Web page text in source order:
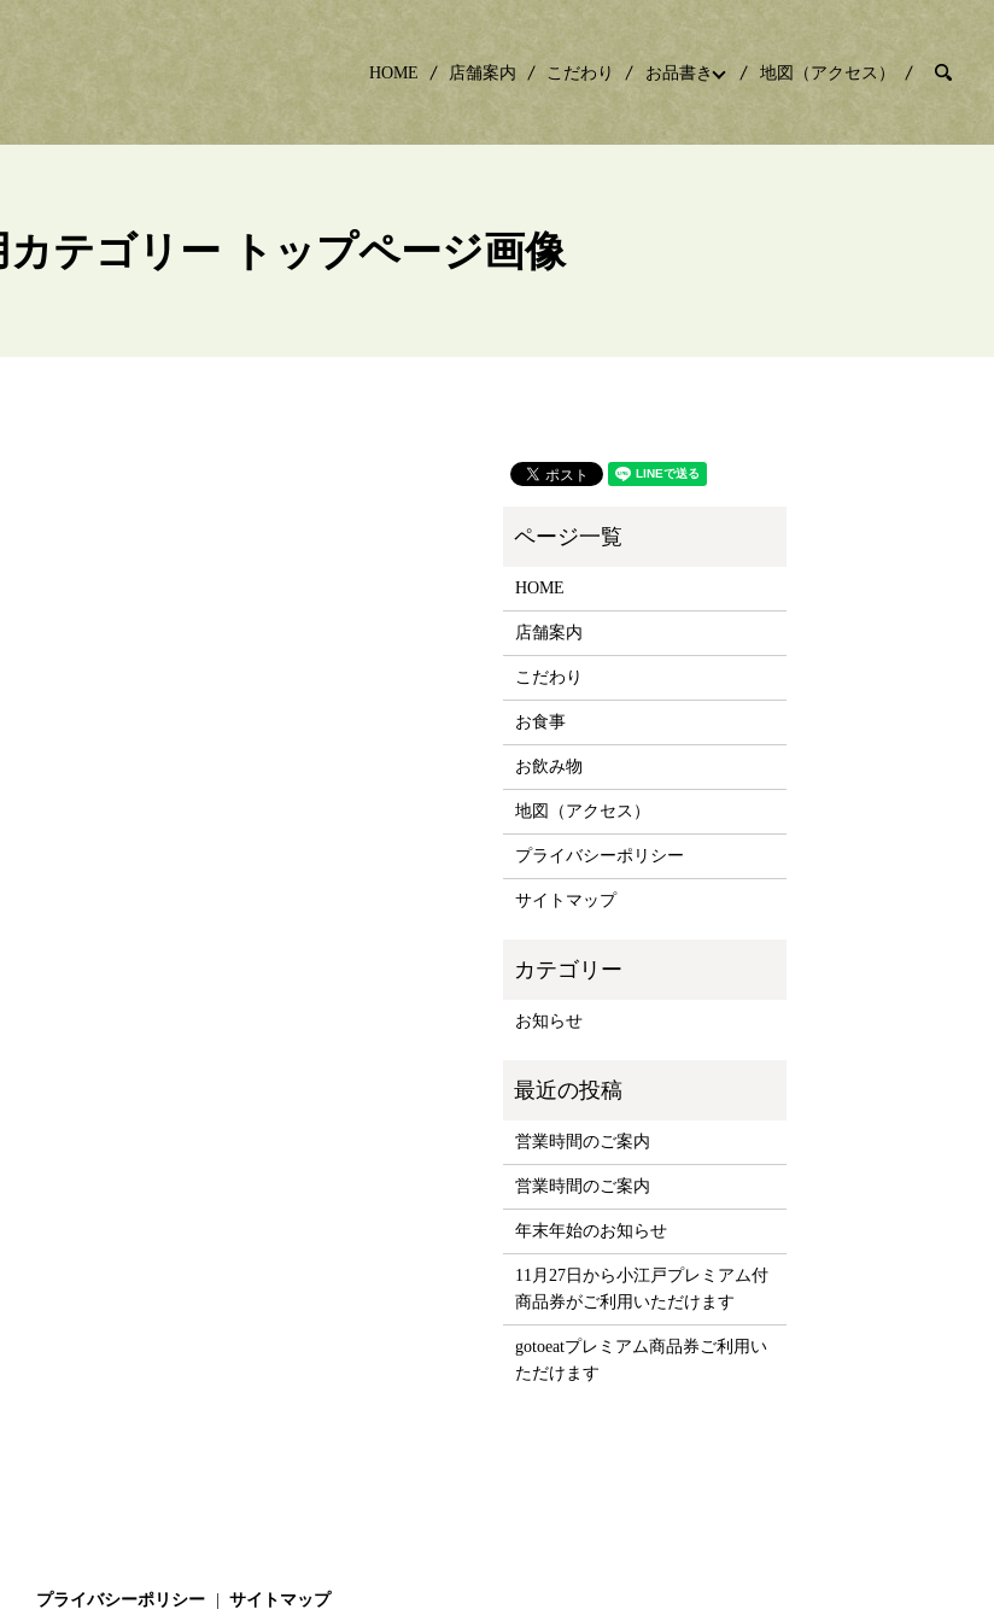
HOME 店舗案内 こだわり お品書き 地図（アクセス）
カテゴリー トップページ画像
HOME
店舗案内
こだわり
お食事
お飲み物
地図（アクセス）
プライバシーポリシー
サイトマップ
お知らせ
営業時間のご案内
営業時間のご案内
年末年始のお知らせ
11月27日から小江戸プレミアム付
商品券がご利用いただけます
gotoeatプレミアム商品券ご利用い
ただけます
プライバシーポリシー サイトマップ